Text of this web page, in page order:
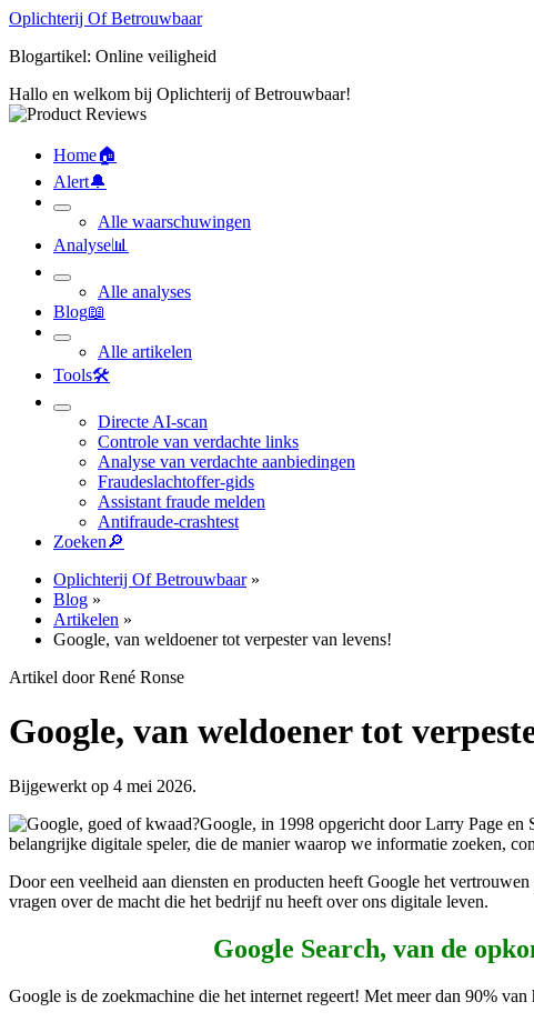
Oplichterij Of Betrouwbaar
Blogartikel: Online veiligheid
Hallo en welkom bij Oplichterij of Betrouwbaar!
Home🏠︎
Alert🔔︎
Alle waarschuwingen
Analyse📊︎
Alle analyses
Blog📖︎
Alle artikelen
Tools🛠︎
Directe AI-scan
Controle van verdachte links
Analyse van verdachte aanbiedingen
Fraudeslachtoffer-gids
Assistant fraude melden
Antifraude-crashtest
Zoeken🔎︎
Oplichterij Of Betrouwbaar»
Blog »
Artikelen »
Google, van weldoener tot verpester van levens!
Artikel door René Ronse
Google, van weldoener tot
Bijgewerkt op 4 mei 2026.
Google, in 1998 opgericht door Larry Page en
belangrijke digitale speler, die de manier waarop we informatie zoeken,
Door een veelheid aan diensten en producten heeft Google het
vragen over de macht die het bedrijf nu heeft over ons digitale leven.
Google Search, van de
Google is de zoekmachine die het internet regeert! Met meer dan 90%